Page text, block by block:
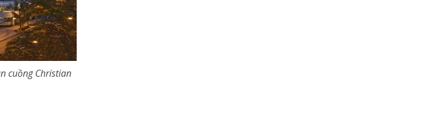
cuồng Christian